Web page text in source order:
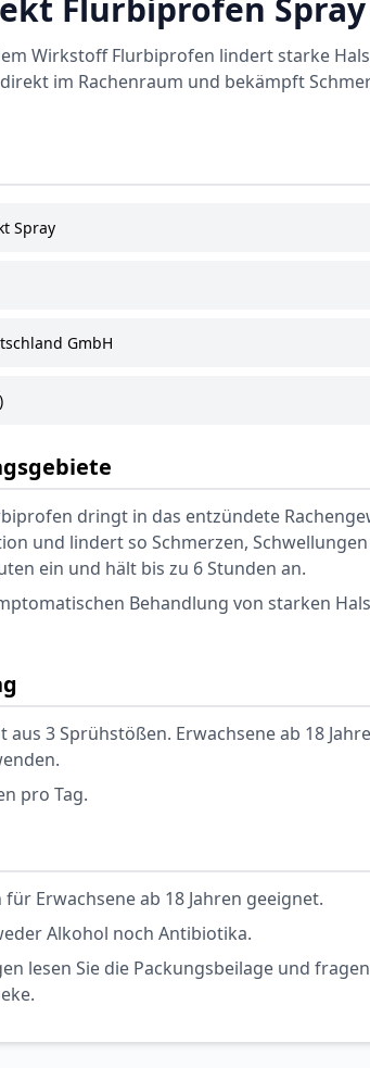
Flurbiprofen Spray
Wirkstoff Flurbiprofen lindert starke
im Rachenraum und bekämpft
Spray
GmbH
dringt in das entzündete
und lindert so Schmerzen,
ein und hält bis zu 6 Stunden an.
Behandlung von starken
aus 3 Sprühstößen. Erwachsene ab 18
pro Tag.
Erwachsene ab 18 Jahren geeignet.
Alkohol noch Antibiotika.
lesen Sie die Packungsbeilage und